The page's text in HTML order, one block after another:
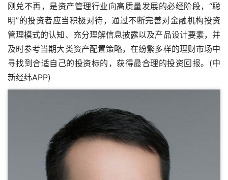
刚兑不再，是资产管理行业向高质量发展的必经阶段，“聪
明”的投资者应当积极对待，通过不断完善对金融机构投资
管理模式的认知、充分理解信息披露以及产品设计要素，并
及时参考当期大类资产配置策略，在纷繁多样的理财市场中
寻找到合适自己的投资标的，获得最合理的投资回报。(中
新经纬APP)